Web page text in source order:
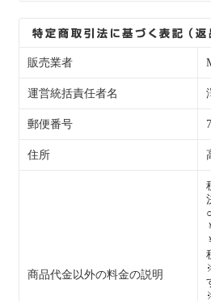
販売業者
運営統括責任者名
郵便番号
住所
商品代金以外の料金の説明